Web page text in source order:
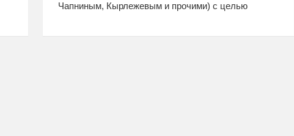
Чапниным, Кырлежевым и прочими) с целью
противников – православных монархистов-